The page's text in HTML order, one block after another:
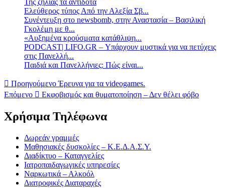
Της ζήλιας τα αντίδοτα
Ελεύθερος τύπος Από την Αλεξία Σβ...
Συνέντευξη στο newsbomb, στην Αναστασία – Βασιλική
Γκολέμη με θ...
«Αυξημένα κρούσματα κατάθλιψη...
PODCAST| LIFO.GR – Υπάρχουν μυστικά για να πετύχεις
στις Πανελλή...
Παιδιά και Πανελλήνιες: Πώς είναι...
Προηγούμενο Έρευνα για τα videogames.
Επόμενο
Εκφοβισμός και θυματοποίηση – Δεν θέλει φόβο
Χρήσιμα Τηλέφωνα
Δωρεάν γραμμές
Μαθησιακές δυσκολίες – Κ.Ε.Δ.Α.Σ.Υ.
Διαδίκτυο – Καταγγελίες
Ιατροπαιδαγωγικές υπηρεσίες
Ναρκωτικά – Αλκοόλ
Διατροφικές Διαταραχές